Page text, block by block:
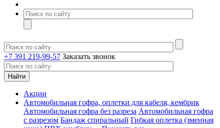
+7 391 219-99-57 Заказать звонок
Акции
Автомобильная гофра, оплетки для кабеля, кембрик
Автомобильная гофра без разреза Автомобильная гофра
с разрезом Бандаж спиральный Гибкая оплетка (змеиная